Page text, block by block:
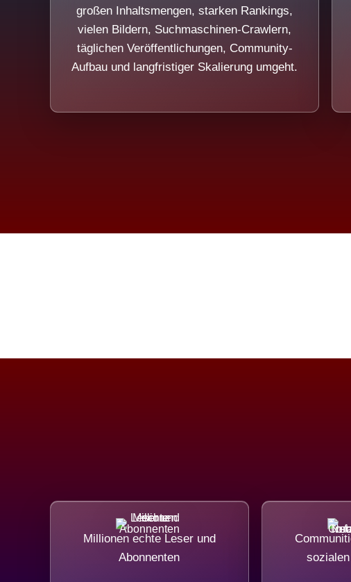
großen Inhaltsmengen, starken Rankings,
vielen Bildern, Suchmaschinen-Crawlern,
täglichen Veröffentlichungen, Community-
Aufbau und langfristiger Skalierung umgeht.
Millionen echte Leser und
Abonnenten